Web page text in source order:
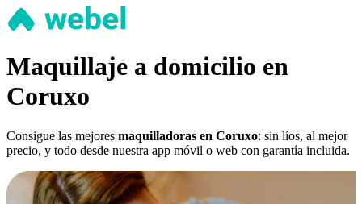
Maquillaje a domicilio en
Coruxo
Consigue las mejores maquilladoras en Coruxo: sin líos, al mejor
precio, y todo desde nuestra app móvil o web con garantía incluida.